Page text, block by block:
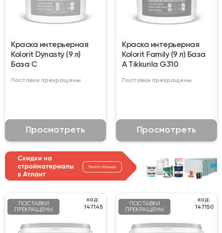
Краска интерьерная
Kolorit Dynasty (9 л)
База C
Поставки прекращены
Просмотреть
Краска интерьерная
Kolorit Family (9 л) База
А Tikkurila G310
Поставки прекращены
Просмотреть
ПОСТАВКИ
ПРЕКРАЩЕНЫ
код:
147145
ПОСТАВКИ
ПРЕКРАЩЕНЫ
код:
147150